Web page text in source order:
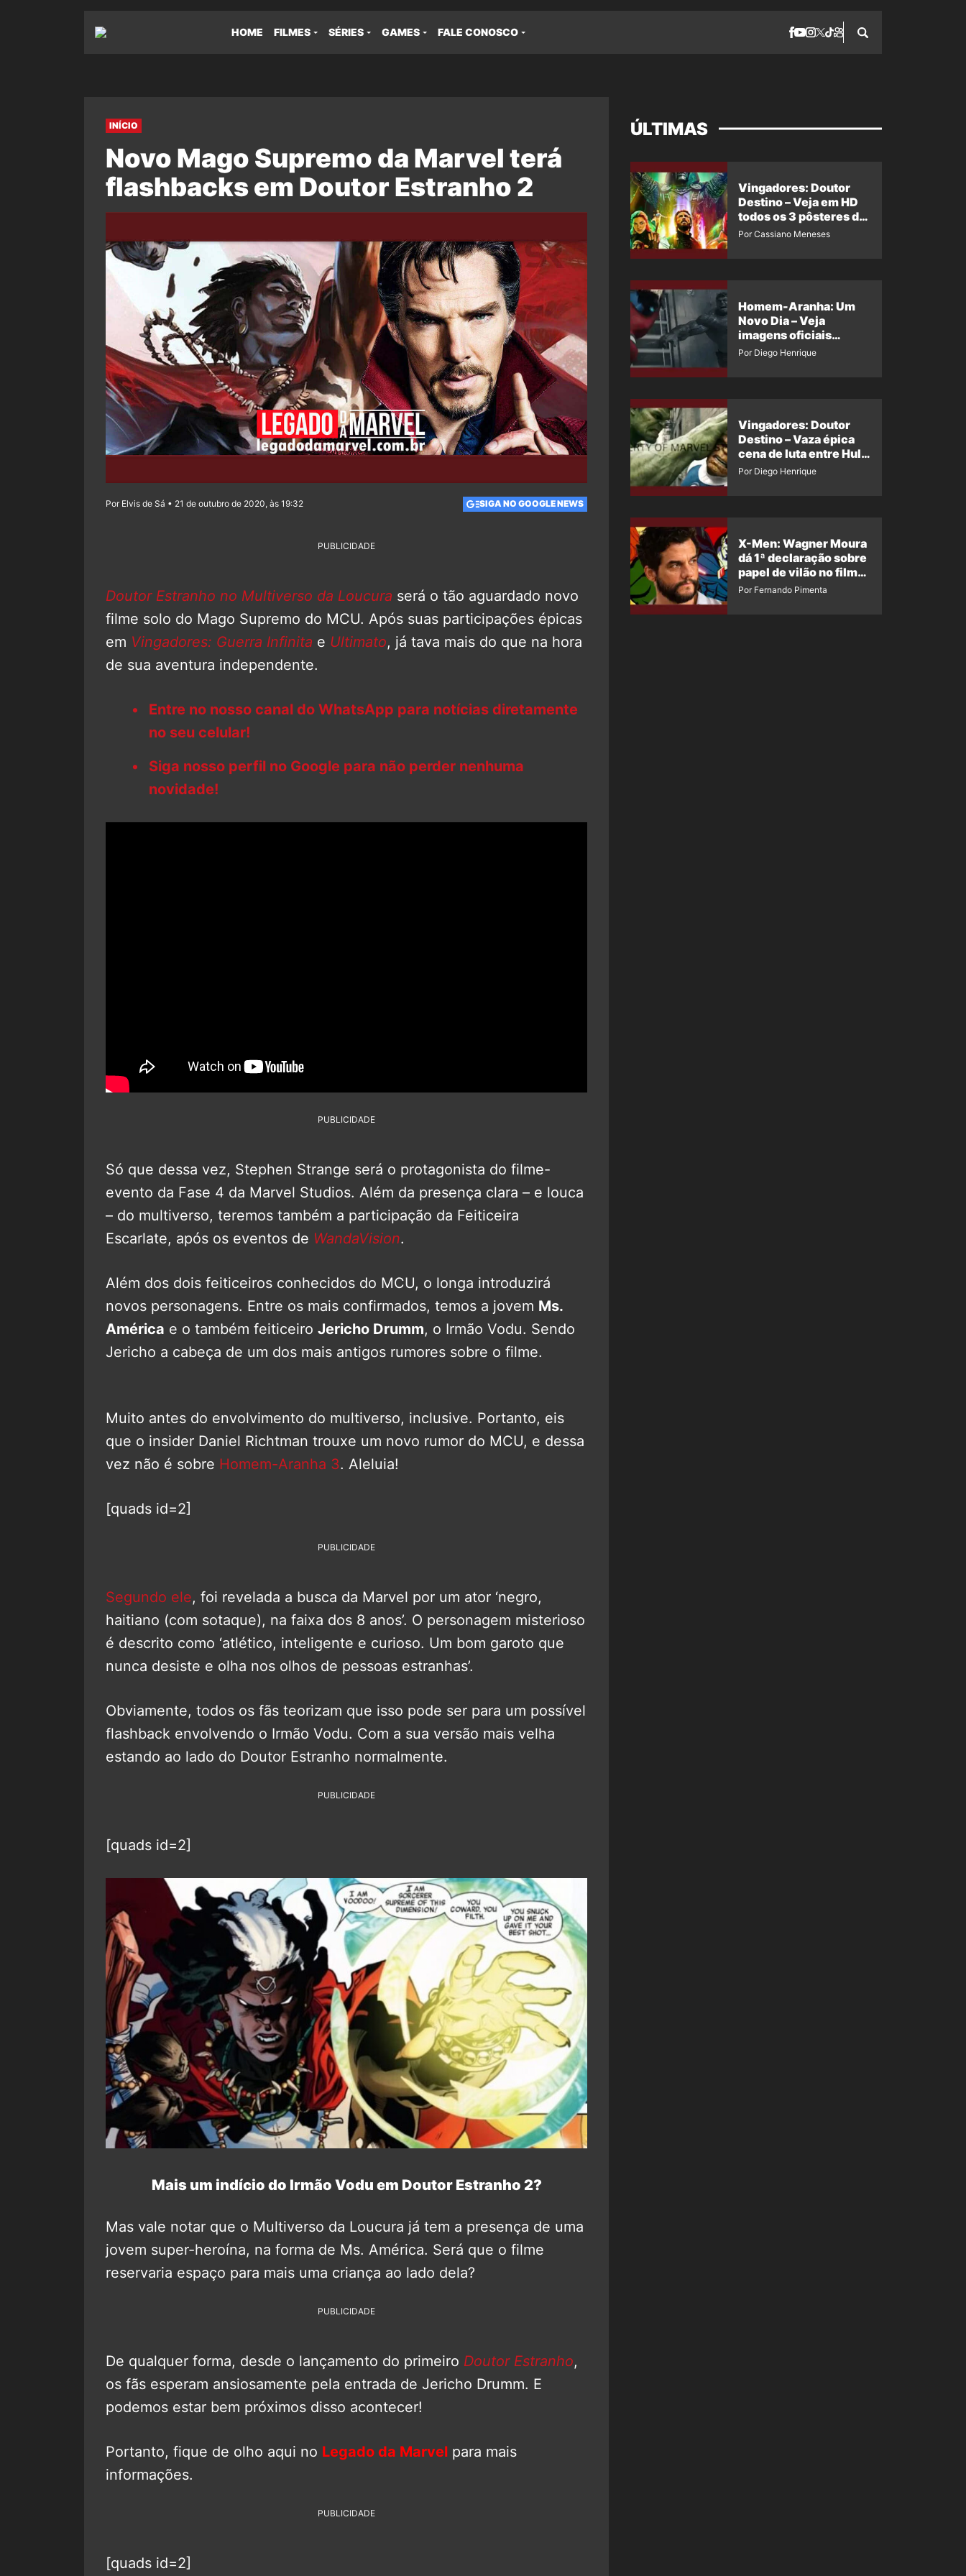
HOME FILMES SÉRIES GAMES FALE CONOSCO
INÍCIO
Novo Mago Supremo da Marvel terá
flashbacks em Doutor Estranho 2
Por Elvis de Sá • 21 de outubro de 2020, às 19:32 SIGA NO GOOGLE NEWS
PUBLICIDADE
Doutor Estranho no Multiverso da Loucura será o tão aguardado novo
filme solo do Mago Supremo do MCU. Após suas participações épicas
em Vingadores: Guerra Infinita e Ultimato, já tava mais do que na hora
de sua aventura independente.
Entre no nosso canal do WhatsApp para notícias diretamente
no seu celular!
Siga nosso perfil no Google para não perder nenhuma
novidade!
PUBLICIDADE
Só que dessa vez, Stephen Strange será o protagonista do filme-
evento da Fase 4 da Marvel Studios. Além da presença clara – e louca
– do multiverso, teremos também a participação da Feiticeira
Escarlate, após os eventos de WandaVision.
Além dos dois feiticeiros conhecidos do MCU, o longa introduzirá
novos personagens. Entre os mais confirmados, temos a jovem Ms.
América e o também feiticeiro Jericho Drumm, o Irmão Vodu. Sendo
Jericho a cabeça de um dos mais antigos rumores sobre o filme.
Muito antes do envolvimento do multiverso, inclusive. Portanto, eis
que o insider Daniel Richtman trouxe um novo rumor do MCU, e dessa
vez não é sobre Homem-Aranha 3. Aleluia!
[quads id=2]
PUBLICIDADE
Segundo ele, foi revelada a busca da Marvel por um ator ‘negro,
haitiano (com sotaque), na faixa dos 8 anos’. O personagem misterioso
é descrito como ‘atlético, inteligente e curioso. Um bom garoto que
nunca desiste e olha nos olhos de pessoas estranhas’.
Obviamente, todos os fãs teorizam que isso pode ser para um possível
flashback envolvendo o Irmão Vodu. Com a sua versão mais velha
estando ao lado do Doutor Estranho normalmente.
PUBLICIDADE
[quads id=2]
Mais um indício do Irmão Vodu em Doutor Estranho 2?
Mas vale notar que o Multiverso da Loucura já tem a presença de uma
jovem super-heroína, na forma de Ms. América. Será que o filme
reservaria espaço para mais uma criança ao lado dela?
PUBLICIDADE
De qualquer forma, desde o lançamento do primeiro Doutor Estranho,
os fãs esperam ansiosamente pela entrada de Jericho Drumm. E
podemos estar bem próximos disso acontecer!
Portanto, fique de olho aqui no Legado da Marvel para mais
informações.
PUBLICIDADE
[quads id=2]
ÚLTIMAS
Vingadores: Doutor
Destino – Veja em HD
todos os 3 pôsteres de
‘Doomsday’ + 1 imagem
Por Cassiano Meneses
Homem-Aranha: Um
Novo Dia – Veja
imagens oficiais
descartadas do Hulk
Por Diego Henrique
Vingadores: Doutor
Destino – Vaza épica
cena de luta entre Hulk
e o Coisa
Por Diego Henrique
X-Men: Wagner Moura
dá 1ª declaração sobre
papel de vilão no filme
da Marvel
Por Fernando Pimenta